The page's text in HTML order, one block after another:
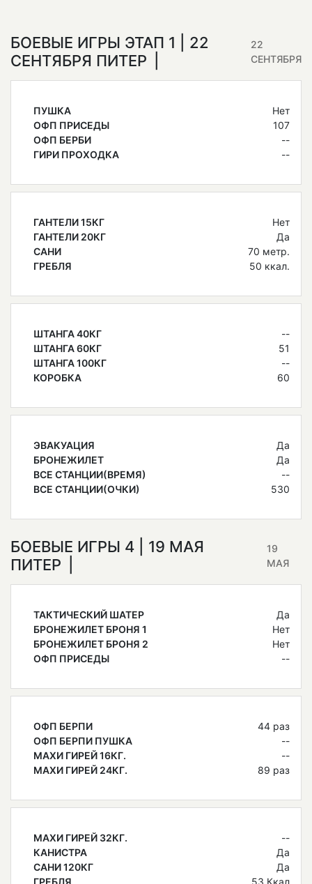
БОЕВЫЕ ИГРЫ ЭТАП 1 | 22
СЕНТЯБРЯ ПИТЕР
22
СЕНТЯБРЯ
ПУШКА
Нет
ОФП ПРИСЕДЫ
107
ОФП БЕРБИ
--
ГИРИ ПРОХОДКА
--
ГАНТЕЛИ 15КГ
Нет
ГАНТЕЛИ 20КГ
Да
САНИ
70 метр.
ГРЕБЛЯ
50 ккал.
ШТАНГА 40КГ
--
ШТАНГА 60КГ
51
ШТАНГА 100КГ
--
КОРОБКА
60
ЭВАКУАЦИЯ
Да
БРОНЕЖИЛЕТ
Да
ВСЕ СТАНЦИИ(ВРЕМЯ)
--
ВСЕ СТАНЦИИ(ОЧКИ)
530
БОЕВЫЕ ИГРЫ 4 | 19 МАЯ
ПИТЕР
19
МАЯ
ТАКТИЧЕСКИЙ ШАТЕР
Да
БРОНЕЖИЛЕТ БРОНЯ 1
Нет
БРОНЕЖИЛЕТ БРОНЯ 2
Нет
ОФП ПРИСЕДЫ
--
ОФП БЕРПИ
44 раз
ОФП БЕРПИ ПУШКА
--
МАХИ ГИРЕЙ 16КГ.
--
МАХИ ГИРЕЙ 24КГ.
89 раз
МАХИ ГИРЕЙ 32КГ.
--
КАНИСТРА
Да
САНИ 120КГ
Да
ГРЕБЛЯ
53 Ккал